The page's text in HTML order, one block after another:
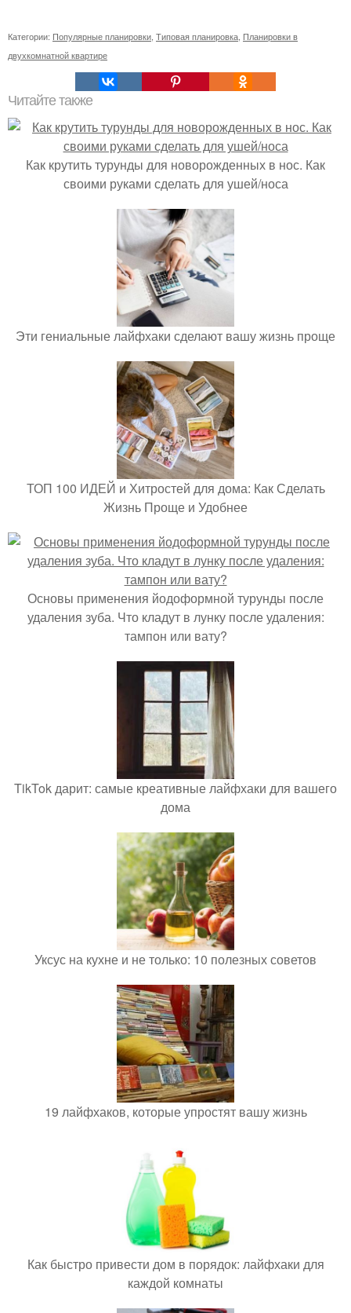
Категории: Популярные планировки Типовая планировка Планировки в
двухкомнатной квартире
Читайте также
Как крутить турунды для новорожденных в нос. Как
своими руками сделать для ушей/носа
Эти гениальные лайфхаки сделают вашу жизнь проще
ТОП 100 ИДЕЙ и Хитростей для дома: Как Сделать
Жизнь Проще и Удобнее
Основы применения йодоформной турунды после
удаления зуба. Что кладут в лунку после удаления:
тампон или вату?
TikTok дарит: самые креативные лайфхаки для вашего
дома
Уксус на кухне и не только: 10 полезных советов
19 лайфхаков, которые упростят вашу жизнь
Как быстро привести дом в порядок: лайфхаки для
каждой комнаты